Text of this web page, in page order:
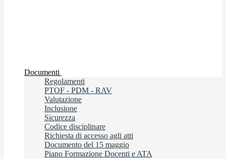
Documenti
Regolamenti
PTOF - PDM - RAV
Valutazione
Inclusione
Sicurezza
Codice disciplinare
Richiesta di accesso agli atti
Documento del 15 maggio
Piano Formazione Docenti e ATA